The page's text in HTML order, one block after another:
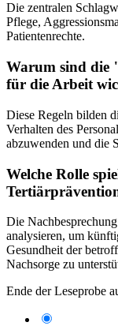
Die zentralen
Pflege,
Patientenrechte.
Warum sind die
für die Arbeit
Diese Regeln bilden
Verhalten des
abzuwenden und die
Welche Rolle
Die
analysieren, um
Gesundheit der
Nachsorge zu
Ende der Leseprobe